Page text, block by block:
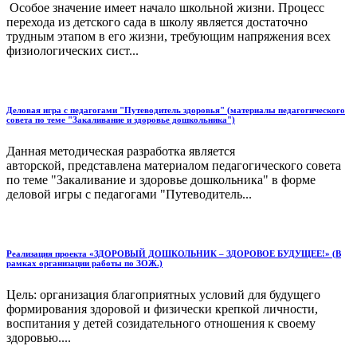
Особое значение имеет начало школьной жизни. Процесс
перехода из детского сада в школу является достаточно
трудным этапом в его жизни, требующим напряжения всех
физиологических сист...
Деловая игра с педагогами "Путеводитель здоровья" (материалы педагогического
совета по теме "Закаливание и здоровье дошкольника")
Данная методическая разработка является
авторской, представлена материалом педагогического совета
по теме "Закаливание и здоровье дошкольника" в форме
деловой игры с педагогами "Путеводитель...
Реализация проекта «ЗДОРОВЫЙ ДОШКОЛЬНИК – ЗДОРОВОЕ БУДУЩЕЕ!» (В
рамках организации работы по ЗОЖ.)
Цель: организация благоприятных условий для будущего
формирования здоровой и физически крепкой личности,
воспитания у детей созидательного отношения к своему
здоровью....